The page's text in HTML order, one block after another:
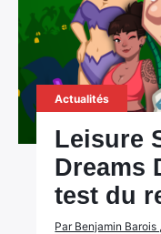
Actualités
Leisure
Dreams
test du
Par Benjamin Barois